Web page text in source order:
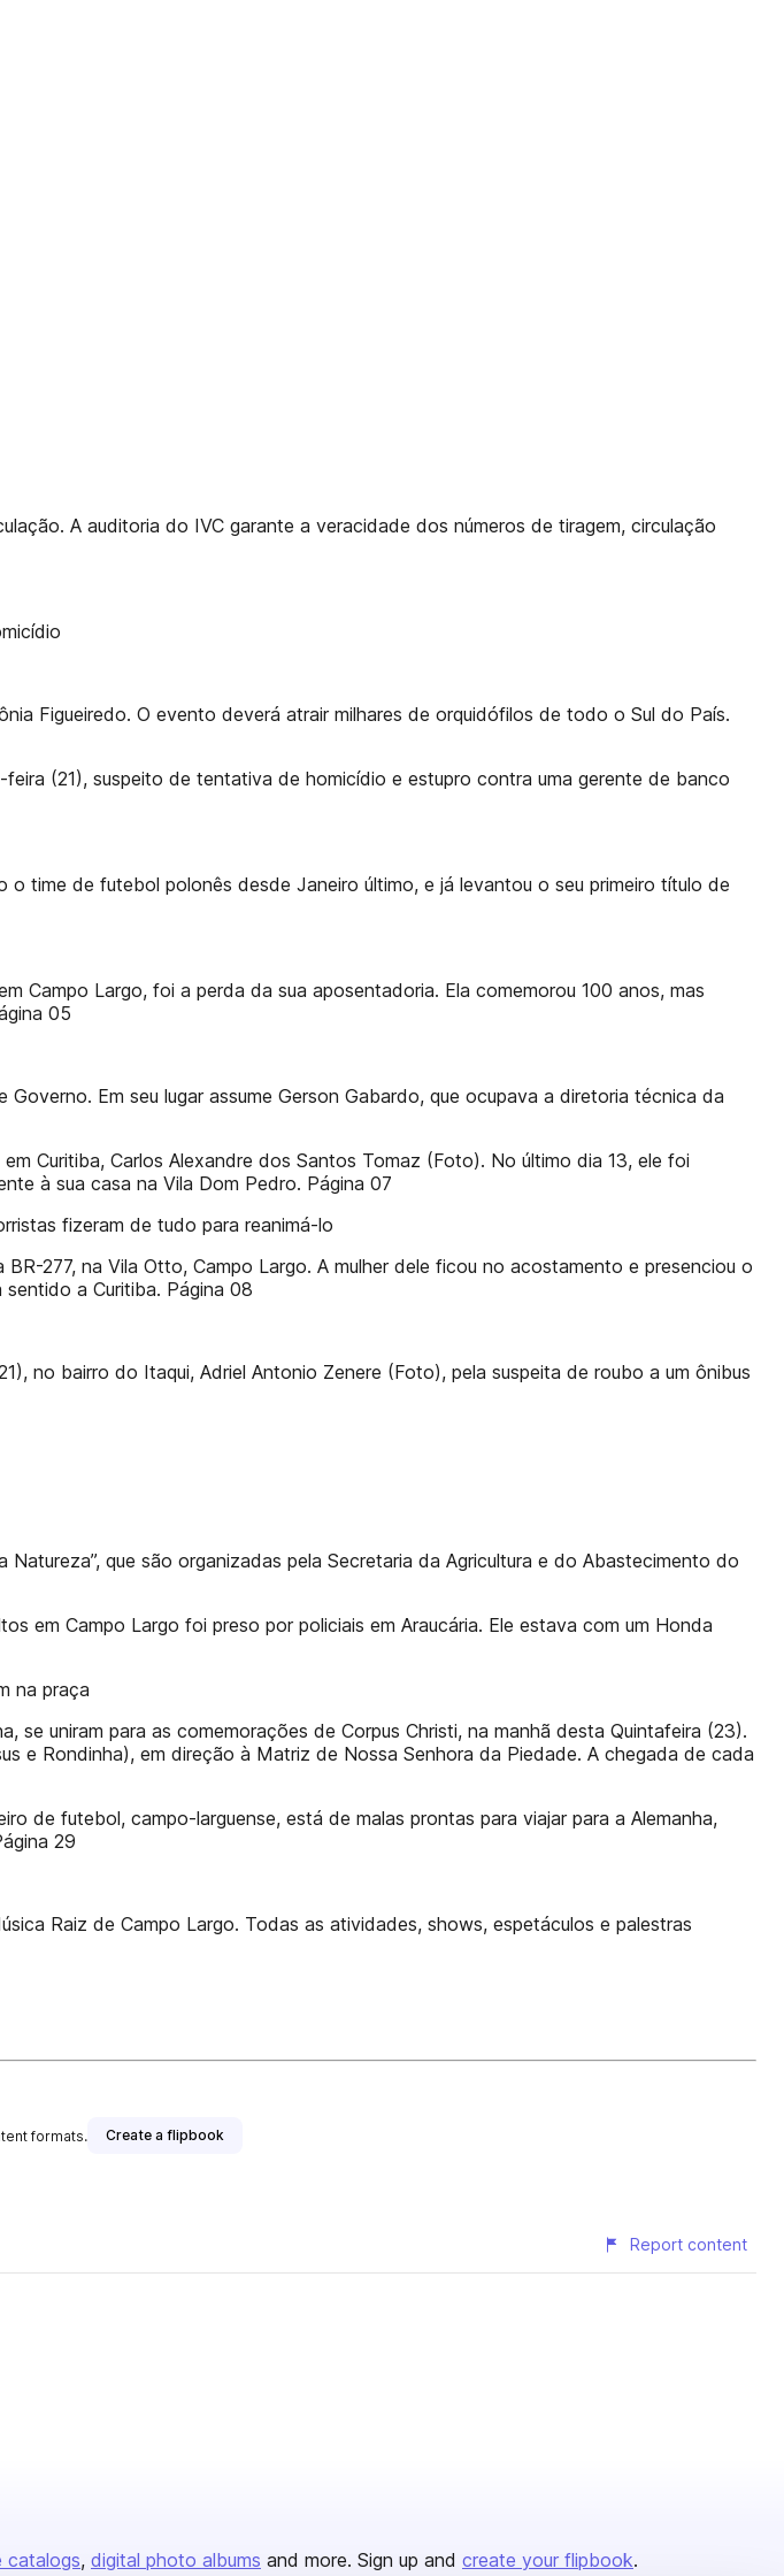
A auditoria do IVC garante a veracidade dos números de tiragem, circulação
Figueiredo. O evento deverá atrair milhares de orquidófilos de todo o Sul do País.
(21), suspeito de tentativa de homicídio e estupro contra uma gerente de banco
time de futebol polonês desde Janeiro último, e já levantou o seu primeiro título de
Campo Largo, foi a perda da sua aposentadoria. Ela comemorou 100 anos, mas
05
Em seu lugar assume Gerson Gabardo, que ocupava a diretoria técnica da
Curitiba, Carlos Alexandre dos Santos Tomaz (Foto). No último dia 13, ele foi
à sua casa na Vila Dom Pedro. Página 07
fizeram de tudo para reanimá-lo
277, na Vila Otto, Campo Largo. A mulher dele ficou no acostamento e presenciou o
a Curitiba. Página 08
no bairro do Itaqui, Adriel Antonio Zenere (Foto), pela suspeita de roubo a um ônibus
que são organizadas pela Secretaria da Agricultura e do Abastecimento do
em Campo Largo foi preso por policiais em Araucária. Ele estava com um Honda
na praça
uniram para as comemorações de Corpus Christi, na manhã desta Quintafeira (23).
e Rondinha), em direção à Matriz de Nossa Senhora da Piedade. A chegada de cada
de futebol, campo-larguense, está de malas prontas para viajar para a Alemanha,
29
Raiz de Campo Largo. Todas as atividades, shows, espetáculos e palestras
formats. Create a flipbook
Report content
catalogs digital photo albums and more. Sign up and create your flipbook.